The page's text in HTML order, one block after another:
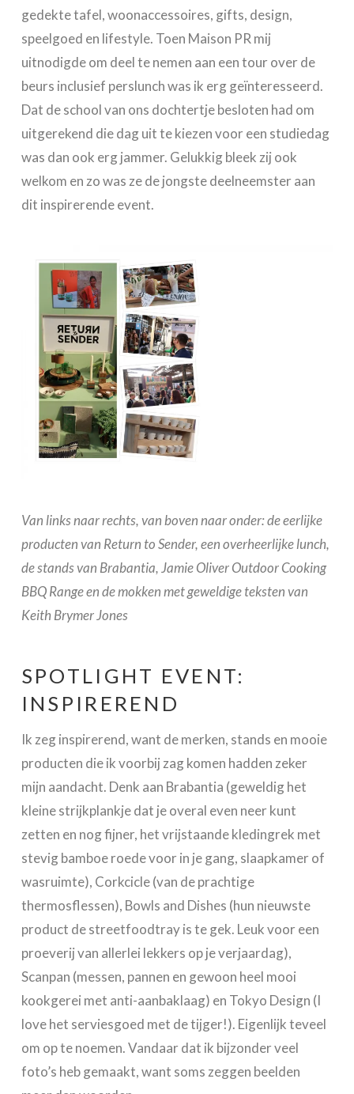
gedekte tafel, woonaccessoires, gifts, design,
speelgoed en lifestyle. Toen Maison PR mij
uitnodigde om deel te nemen aan een tour over de
beurs inclusief perslunch was ik erg geïnteresseerd.
Dat de school van ons dochtertje besloten had om
uitgerekend die dag uit te kiezen voor een studiedag
was dan ook erg jammer. Gelukkig bleek zij ook
welkom en zo was ze de jongste deelneemster aan
dit inspirerende event.
Van links naar rechts, van boven naar onder: de eerlijke
producten van Return to Sender, een overheerlijke lunch,
de stands van Brabantia, Jamie Oliver Outdoor Cooking
BBQ Range en de mokken met geweldige teksten van
Keith Brymer Jones
SPOTLIGHT EVENT:
INSPIREREND
Ik zeg inspirerend, want de merken, stands en mooie
producten die ik voorbij zag komen hadden zeker
mijn aandacht. Denk aan Brabantia (geweldig het
kleine strijkplankje dat je overal even neer kunt
zetten en nog fijner, het vrijstaande kledingrek met
stevig bamboe roede voor in je gang, slaapkamer of
wasruimte), Corkcicle (van de prachtige
thermosflessen), Bowls and Dishes (hun nieuwste
product de streetfoodtray is te gek. Leuk voor een
proeverij van allerlei lekkers op je verjaardag),
Scanpan (messen, pannen en gewoon heel mooi
kookgerei met anti-aanbaklaag) en Tokyo Design (I
love het serviesgoed met de tijger!). Eigenlijk teveel
om op te noemen. Vandaar dat ik bijzonder veel
foto’s heb gemaakt, want soms zeggen beelden